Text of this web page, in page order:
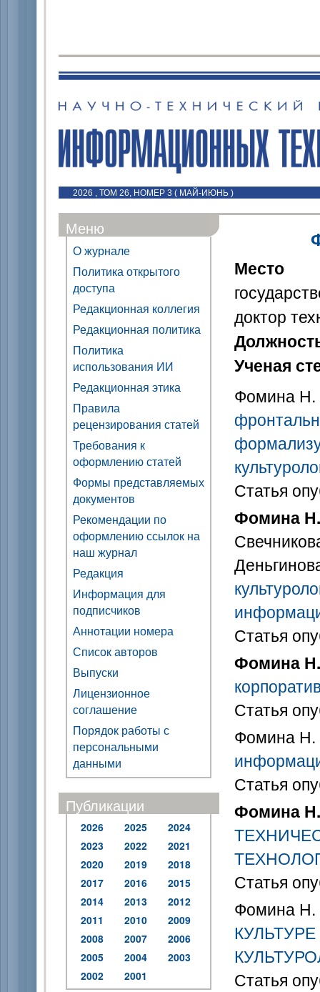
2026 , ТОМ 26, НОМЕР 3 ( МАЙ-ИЮНЬ )
Меню
О журнале
Политика открытого
доступа
Редакционная коллегия
Редакционная политика
Политика
использования ИИ
Редакционная этика
Правила
рецензирования статей
Требования к
оформлению статей
Формы представляемых
документов
Рекомендации по
оформлению ссылок на
наш журнал
Редакция
Информация для
подписчиков
Аннотации номера
Список авторов
Выпуски
Лицензионное
соглашение
Порядок работы с
персональными
данными
Публикации
2026 2025
2024
2023
2022
2021
2020
2019
2018
2017
2016
2015
2014
2013
2012
2011
2010
2009
2008
2007
2006
2005
2004
2003
2002
2001
Место
доктор
Ученая
Фомина Н.
Статья
Фомина
Статья
Фомина
Статья
Фомина
Статья
Фомина
Статья
Фомина
Статья